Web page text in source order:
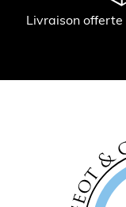
Livraison offerte